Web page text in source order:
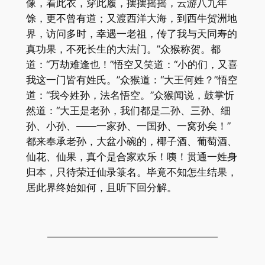
像，着此衣，穿此履，摆摆摇摇，云游八九年
馀，更不曾有道；又渡西洋大海，到西牛贺洲地
界，访问多时，幸遇一老祖，传了我与天同寿的
真功果，不死长生的大法门。”众猴称贺。都
道：“万劫难逢也！”悟空又笑道：“小的们，又喜
我这一门皆有姓氏。”众猴道：“大王何姓？”悟空
道：“我今姓孙，法名悟空。”众猴闻说，鼓掌忻
然道：“大王是老孙，我们都是二孙、三孙、细
孙、小孙、——一家孙、一国孙、一窝孙矣！”
都来奉承老孙，大盆小碗的，椰子酒、葡萄酒、
仙花、仙果，真个是合家欢乐！咦！贯通一姓身
归本，只待荣迁仙录箓名。毕竟不知怎生结果，
居此界终始如何，且听下回分解。